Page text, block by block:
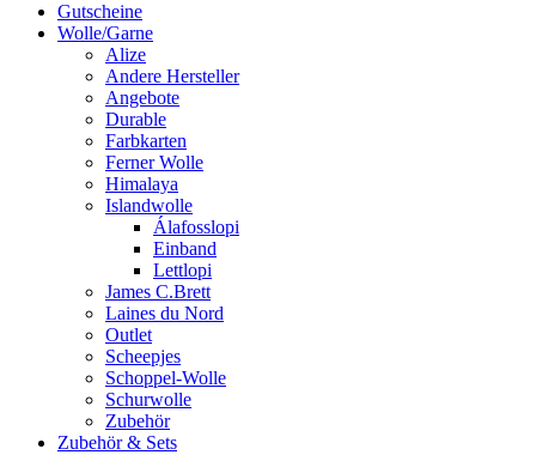
Gutscheine
Wolle/Garne
Alize
Andere Hersteller
Angebote
Durable
Farbkarten
Ferner Wolle
Himalaya
Islandwolle
Álafosslopi
Einband
Lettlopi
James C.Brett
Laines du Nord
Outlet
Scheepjes
Schoppel-Wolle
Schurwolle
Zubehör
Zubehör & Sets